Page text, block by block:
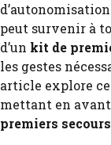
peut survenir à
d’un kit de
les gestes
article explore
mettant en
premiers secours